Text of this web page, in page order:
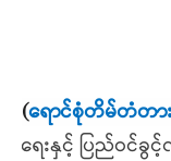
(ရောင်စုံတိမ်တံတာ
ရေးနှင့် ပြည်ဝင်